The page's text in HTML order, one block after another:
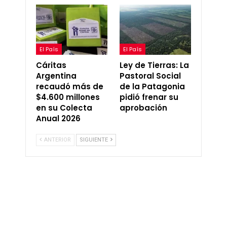
El País
Cáritas
Argentina
recaudó más de
$4.600 millones
en su Colecta
Anual 2026
El País
Ley de Tierras: La
Pastoral Social
de la Patagonia
pidió frenar su
aprobación
ANTERIOR SIGUIENTE